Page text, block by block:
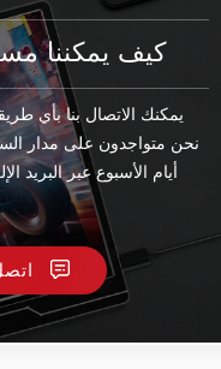
كيف يمكننا
يمكنك الاتصال بنا بأي
نحن متواجدون على مدار
أيام الأسبوع عبر البريد